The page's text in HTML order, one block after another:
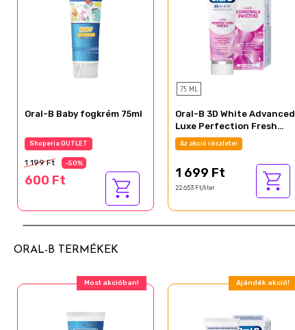
Oral-B Baby fogkrém 75ml
Az akció részletei
1 199 Ft -50%
600 Ft
75 ML
Oral-B 3D White Advanced
Luxe Perfection Fresh
Fogkrém, Eukaliptusz és
Menta 75 ml
Az akció részletei
1 699 Ft
22 653 Ft/liter
ORAL-B TERMÉKEK
Ajándék akció! Ajándék akció!